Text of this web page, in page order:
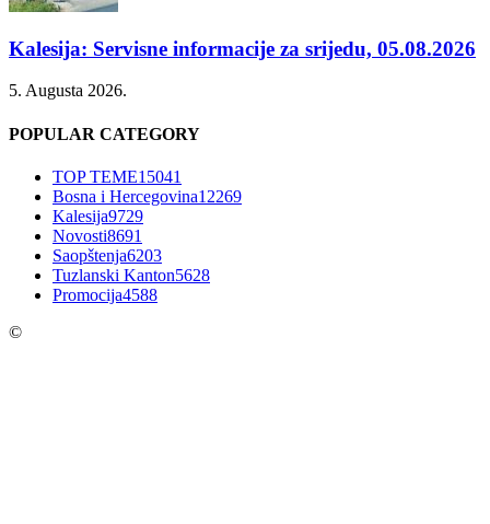
Kalesija: Servisne informacije za srijedu, 05.08.2026
5. Augusta 2026.
POPULAR CATEGORY
TOP TEME15041
Bosna i Hercegovina12269
Kalesija9729
Novosti8691
Saopštenja6203
Tuzlanski Kanton5628
Promocija4588
©